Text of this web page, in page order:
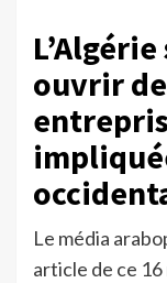
ouvrir
Le média
article de ce